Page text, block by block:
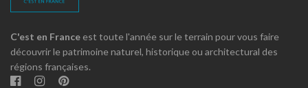
C'est en France est toute l'année sur le terrain pour vous faire
découvrir le patrimoine naturel, historique ou architectural des
régions françaises.